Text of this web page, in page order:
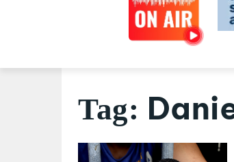
Tag: